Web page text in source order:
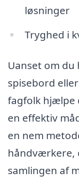
løsninger
Tryghed i
Uanset om du
spisebord
fagfolk hjælpe
en effektiv
en nem
håndværkere,
samlingen af